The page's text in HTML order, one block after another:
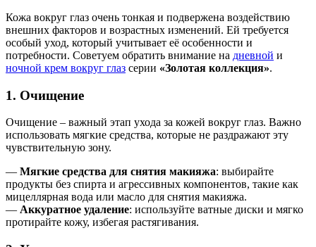
Кожа вокруг глаз очень тонкая и подвержена воздействию
внешних факторов и возрастных изменений. Ей требуется
особый уход, который учитывает её особенности и
потребности. Советуем обратить внимание на дневной и
ночной крем вокруг глаз серии «Золотая коллекция».
1. Очищение
Очищение – важный этап ухода за кожей вокруг глаз. Важно
использовать мягкие средства, которые не раздражают эту
чувствительную зону.
— Мягкие средства для снятия макияжа: выбирайте
продукты без спирта и агрессивных компонентов, такие как
мицеллярная вода или масло для снятия макияжа.
— Аккуратное удаление: используйте ватные диски и мягко
протирайте кожу, избегая растягивания.